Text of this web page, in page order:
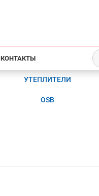
КОНТАКТЫ
УТЕПЛИТЕЛИ
OSB